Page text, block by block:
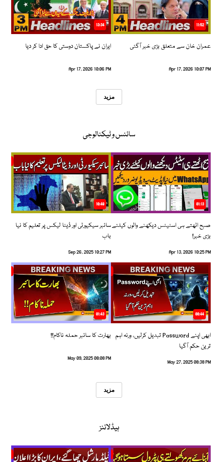
11:52
عمران خان سے متعلق بڑی خبر آگئی
Apr 17, 2026 10:07 PM
13:34
ایران نے پاکستان دوستی کا حق ادا کر دیا
Apr 17, 2026 10:06 PM
مزید
سائنس و ٹیکنالوجی
01:13
صبح اٹھتے ہی اسٹیٹس دیکھنے والوں کیلئے
بڑی خبر!
Apr 13, 2026 10:25 PM
10:48
سائبر سیکیورٹی اور ڈیٹا لیکس پر تعلیم کا نیا
باب
Sep 26, 2025 10:27 PM
00:44
ابھی اپنے Password تبدیل کرلیں، ورنہ اہم
ترین حکم آگیا
May 27, 2025 08:38 PM
01:43
بھارت کا سائبر حملہ ناکام!!
May 09, 2025 08:08 PM
مزید
ہیڈلائنز